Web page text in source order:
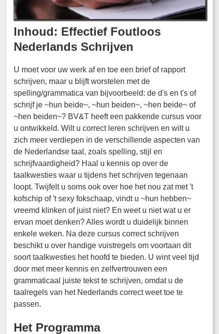
Inhoud: Effectief Foutloos
Nederlands Schrijven
U moet voor uw werk af en toe een brief of rapport
schrijven, maar u blijft worstelen met de
spelling/grammatica van bijvoorbeeld: de d's en t's of
schrijf je ~hun beide~, ~hun beiden~, ~hen beide~ of
~hen beiden~? BV&T heeft een pakkende cursus voor
u ontwikkeld. Wilt u correct leren schrijven en wilt u
zich meer verdiepen in de verschillende aspecten van
de Nederlandse taal, zoals spelling, stijl en
schrijfvaardigheid? Haal u kennis op over de
taalkwesties waar u tijdens het schrijven tegenaan
loopt. Twijfelt u soms ook over hoe het nou zat met 't
kofschip of 't sexy fokschaap, vindt u ~hun hebben~
vreemd klinken of juist niet? En weet u niet wat u er
ervan moet denken? Alles wordt u duidelijk binnen
enkele weken. Na deze cursus correct schrijven
beschikt u over handige vuistregels om voortaan dit
soort taalkwesties het hoofd te bieden. U wint veel tijd
door met meer kennis en zelfvertrouwen een
grammaticaal juiste tekst te schrijven, omdat u de
taalregels van het Nederlands correct weet toe te
passen.
Het Programma